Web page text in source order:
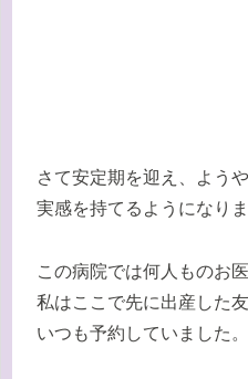
さて安定期を迎え、よう
実感を持てるようになりま
この病院では何人ものお
私はここで先に出産した
いつも予約していました。